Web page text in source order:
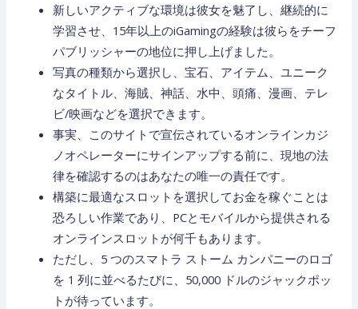
新しいアクティブな環境は彼女を魅了し、継続的に
学習させ、15年以上のiGamingの経験は彼らをチーフ
パブリッシャーの地位に押し上げました。
写真の種類から選択し、宝石、アイテム、ユニーク
なタイトル、海賊、神話、水中、頭痛、漫画、テレ
ビ/映画などを選択できます。
事実、このサイトで宣伝されているオンラインカジ
ノオペレーターにサインアップする前に、現地の法
律を確認するのはあなたの唯一の責任です。
構築に最適なスロットを選択してお金を稼ぐことは
恐ろしい作業であり、PCとモバイルから提供される
オンラインスロットが何千もあります。
ただし、5 つのスマトラ ストーム カンパニーのロゴ
を 1 列に並べるたびに、50,000 ドルのジャックポッ
トが待っています。